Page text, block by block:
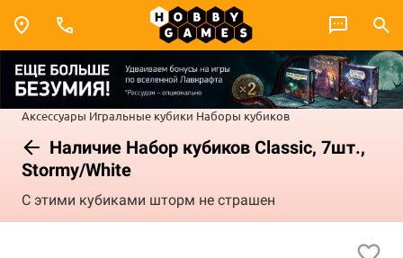
Аксессуары Игральные кубики Наборы кубиков
Наличие Набор кубиков Classic, 7шт.,
Stormy/White
С этими кубиками шторм не страшен